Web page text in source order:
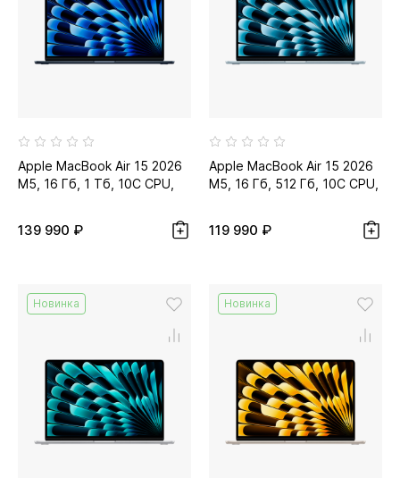
Apple MacBook Air 15 2026
M5, 16 Гб, 1 Тб, 10C CPU,
139 990 ₽
Apple MacBook Air 15 2026
M5, 16 Гб, 512 Гб, 10C CPU,
119 990 ₽
Новинка Новинка